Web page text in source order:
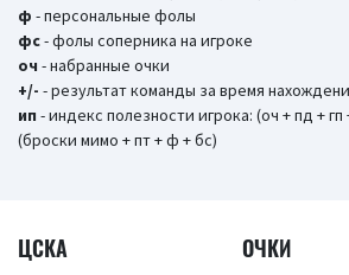
ф - персональные фолы
фс- фолы соперника на игроке
оч - набранные очки
+/- - результат команды за время
ип - индекс полезности игрока: (оч + пд +
(броски мимо + пт + ф + бс)
ЦСКА ОЧКИ